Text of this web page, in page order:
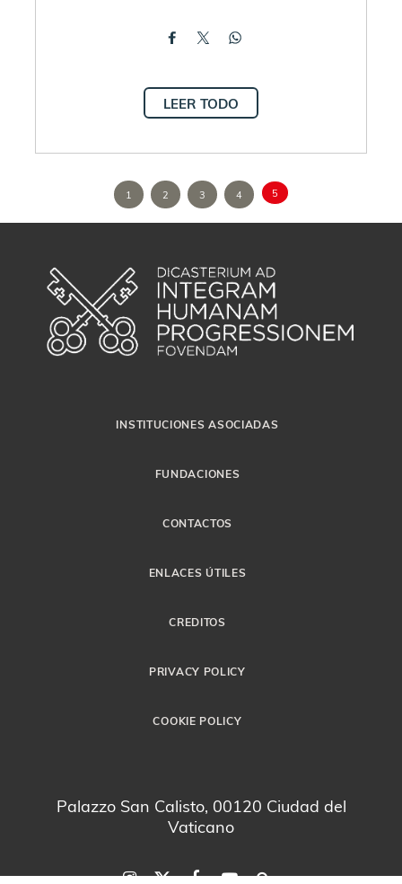
LEER TODO
1 2 3 4 5
INSTITUCIONES ASOCIADAS
FUNDACIONES
CONTACTOS
ENLACES ÚTILES
CREDITOS
PRIVACY POLICY
COOKIE POLICY
Palazzo San Calisto, 00120 Ciudad del
Vaticano